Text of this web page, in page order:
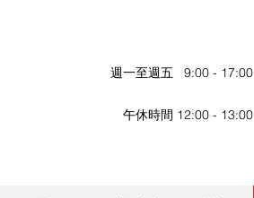
週一至週五 9:00 - 17:00
午休時間 12:00 - 13:00